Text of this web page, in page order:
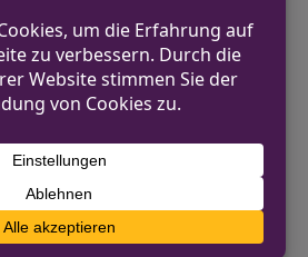
BEITRAG
Fahrzeug auf der